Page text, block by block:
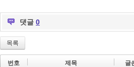
댓글 0
목록
번호 제목 글